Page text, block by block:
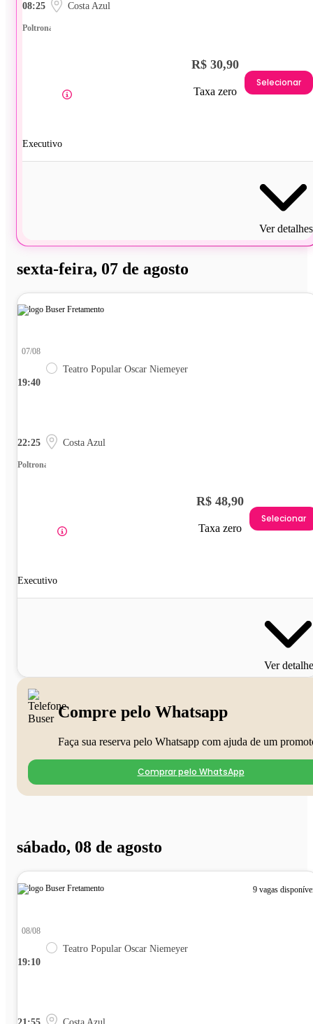
08:25 Costa Azul
Poltrona
Executivo
R$ 30,90
Taxa zero
Selecionar
Ver detalhes
sexta-feira, 07 de agosto
19:40
07/08
Teatro Popular Oscar Niemeyer
22:25 Costa Azul
Poltrona
Executivo
R$ 48,90
Taxa zero
Selecionar
Ver
Compre pelo Whatsapp
Faça sua reserva pelo Whatsapp com ajuda de um
Comprar pelo WhatsApp
sábado, 08 de agosto
9 vagas
19:10
08/08
Teatro Popular Oscar Niemeyer